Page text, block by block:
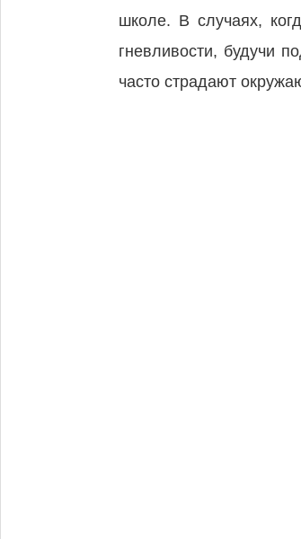
школе. В случаях,
гневливости, будучи
часто страдают